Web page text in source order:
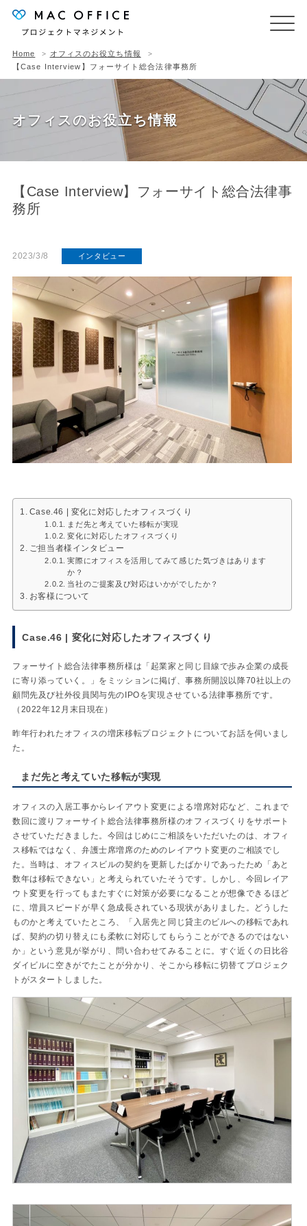
Home
オフィスのお役立ち情報
【Case Interview】フォーサイト総合法律事務所
オフィスのお役立ち情報
【Case Interview】フォーサイト総合法律事
務所
2023/3/8 インタビュー
Case.46 | 変化に対応したオフィスづくり
まだ先と考えていた移転が実現
変化に対応したオフィスづくり
ご担当者様インタビュー
実際にオフィスを活用してみて感じた気づきはあります
か？
当社のご提案及び対応はいかがでしたか？
お客様について
Case.46 | 変化に対応したオフィスづくり
フォーサイト総合法律事務所様は「起業家と同じ目線で歩み企業の成長
に寄り添っていく。」をミッションに掲げ、事務所開設以降70社以上の
顧問先及び社外役員関与先のIPOを実現させている法律事務所です。
（2022年12月末日現在）
昨年行われたオフィスの増床移転プロジェクトについてお話を伺いまし
た。
まだ先と考えていた移転が実現
オフィスの入居工事からレイアウト変更による増席対応など、これまで
数回に渡りフォーサイト総合法律事務所様のオフィスづくりをサポート
させていただきました。今回はじめにご相談をいただいたのは、オフィ
ス移転ではなく、弁護士席増席のためのレイアウト変更のご相談でし
た。当時は、オフィスビルの契約を更新したばかりであったため「あと
数年は移転できない」と考えられていたそうです。しかし、今回レイア
ウト変更を行ってもまたすぐに対策が必要になることが想像できるほど
に、増員スピードが早く急成長されている現状がありました。どうした
ものかと考えていたところ、「入居先と同じ貸主のビルへの移転であれ
ば、契約の切り替えにも柔軟に対応してもらうことができるのではない
か」という意見が挙がり、問い合わせてみることに。すぐ近くの日比谷
ダイビルに空きがでたことが分かり、そこから移転に切替てプロジェク
トがスタートしました。